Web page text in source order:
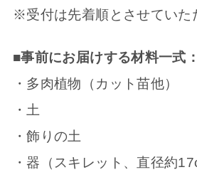
※受付は先着順とさせていた
■事前にお届けする材料一式：
・多肉植物（カット苗他）
・土
・飾りの土
・器（スキレット、直径約